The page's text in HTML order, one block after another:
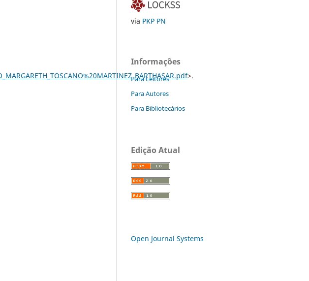
>.
via PKP PN
Informações
Para Leitores
Para Autores
Para Bibliotecários
Edição Atual
Open Journal Systems